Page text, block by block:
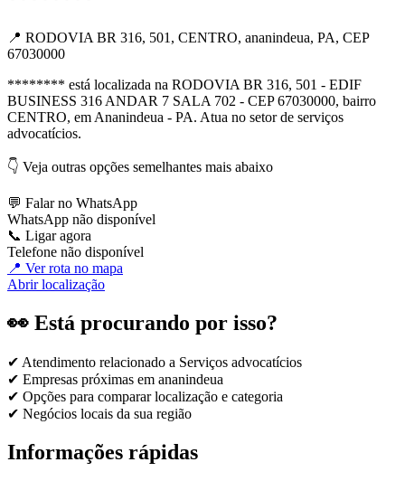
📍 RODOVIA BR 316, 501, CENTRO, ananindeua, PA, CEP
67030000
******** está localizada na RODOVIA BR 316, 501 - EDIF
BUSINESS 316 ANDAR 7 SALA 702 - CEP 67030000, bairro
CENTRO, em Ananindeua - PA. Atua no setor de serviços
advocatícios.
👇 Veja outras opções semelhantes mais abaixo
💬 Falar no WhatsApp
WhatsApp não disponível
📞 Ligar agora
Telefone não disponível
📍 Ver rota no mapa
Abrir localização
👀 Está procurando por isso?
✔ Atendimento relacionado a Serviços advocatícios
✔ Empresas próximas em ananindeua
✔ Opções para comparar localização e categoria
✔ Negócios locais da sua região
Informações rápidas